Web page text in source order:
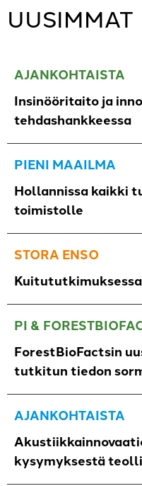
UUSIMMAT
AJANKOHTAISTA
Insinööritaito ja
tehdashankkeessa
PIENI MAAILMA
Hollannissa kaikki
toimistolle
STORA ENSO
PI &
ForestBioFactsin
tutkitun tiedon
AJANKOHTAISTA
kysymyksestä